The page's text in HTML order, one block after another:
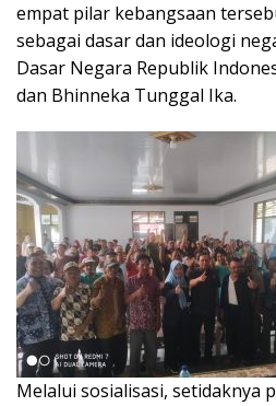
empat pilar kebangsaan
sebagai dasar dan ideologi
Dasar Negara Republik
dan Bhinneka Tunggal Ika.
Melalui sosialisasi, setidaknya